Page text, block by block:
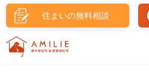
住まいの無料相談